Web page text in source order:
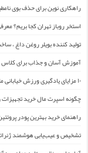
راهکاری نوین برای حذف بوی
استخر روباز تهران کجا بریم؟
تولید کننده بویلر روغن داغ ،
آموزش آسان و جذاب برای کلاس
۱۰ مزایای یادگیری ورزش خیابانی مانند پارکور
چگونه اسپرت مال خرید
راهنمای خرید بهترین پودر
تشخیص و عیب‌یابی هوشمند